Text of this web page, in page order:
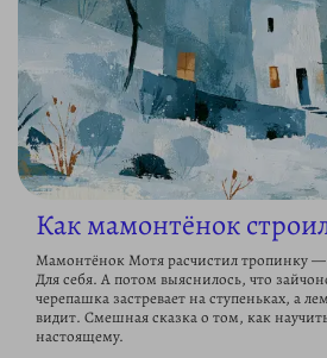
Как мамонтёнок
Мамонтёнок Мотя расчистил тропинку
Для себя. А потом выяснилось, что
черепашка застревает на ступеньках, а
видит. Смешная сказка о том, как
настоящему.